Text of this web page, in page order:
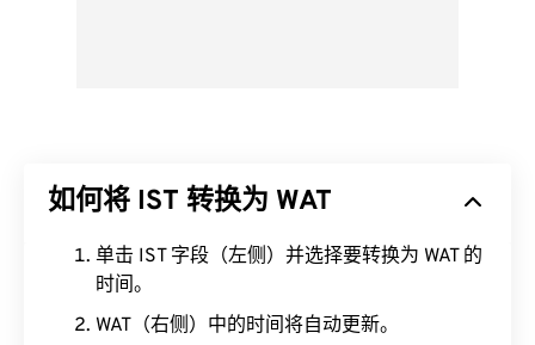
如何将 IST 转换为 WAT
单击 IST 字段（左侧）并选择要转换为 WAT 的
时间。
WAT（右侧）中的时间将自动更新。